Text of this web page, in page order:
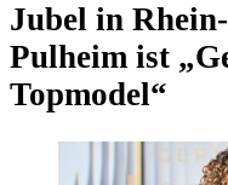
Jubel in
Pulheim ist
Topmodel“